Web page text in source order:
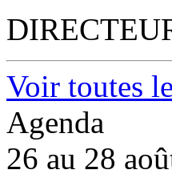
Voir toutes
Agenda
26 au 28